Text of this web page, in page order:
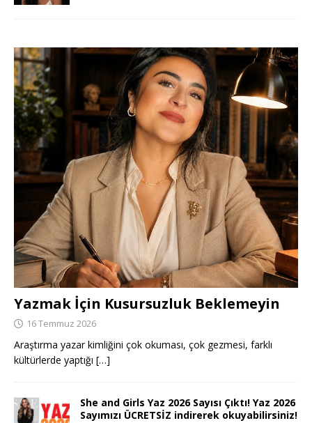
Yazmak İçin Kusursuzluk Beklemeyin
16 Temmuz 2026
Araştırma yazar kimliğini çok okuması, çok gezmesi, farklı
kültürlerde yaptığı […]
She and Girls Yaz 2026 Sayısı Çıktı! Yaz 2026
Sayımızı ÜCRETSİZ indirerek okuyabilirsiniz!